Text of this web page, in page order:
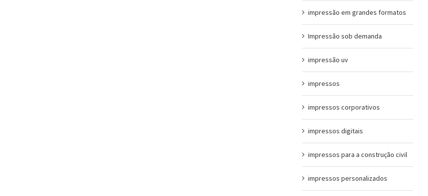
impressão em grandes formatos
Impressão sob demanda
impressão uv
impressos
impressos corporativos
impressos digitais
impressos para a construção civil
impressos personalizados